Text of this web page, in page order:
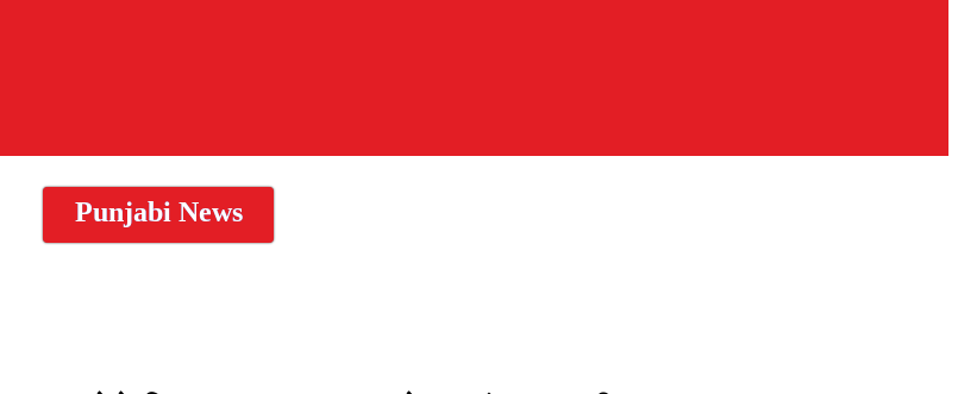
Punjabi News